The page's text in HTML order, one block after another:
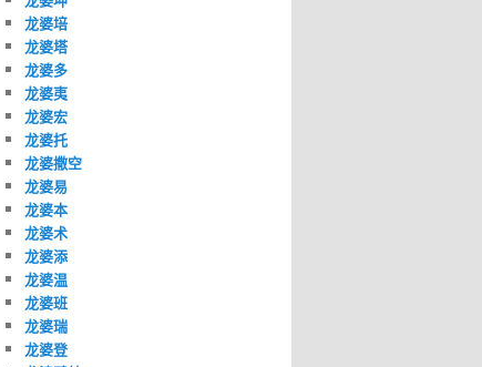
龙婆培
龙婆塔
龙婆多
龙婆夷
龙婆宏
龙婆托
龙婆撒空
龙婆易
龙婆本
龙婆术
龙婆添
龙婆温
龙婆班
龙婆瑞
龙婆登